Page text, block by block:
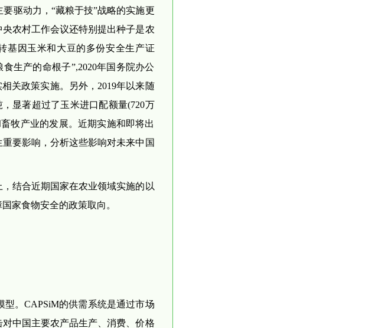
驱动力，“藏粮于技”战略的实施更
农村工作会议还特别提出种子是农
基因玉米和大豆的多份安全生产证
生产的命根子”,2020年国务院办公
关政策实施。另外，2019年以来随
显著超过了玉米进口配额量(720万
牧产业的发展。近期实施和即将出
要影响，分析这些影响对未来中国
结合近期国家在农业领域实施的以
家食物安全的政策取向。
。CAPSiM的供需系统是通过市场
中国主要农产品生产、消费、价格